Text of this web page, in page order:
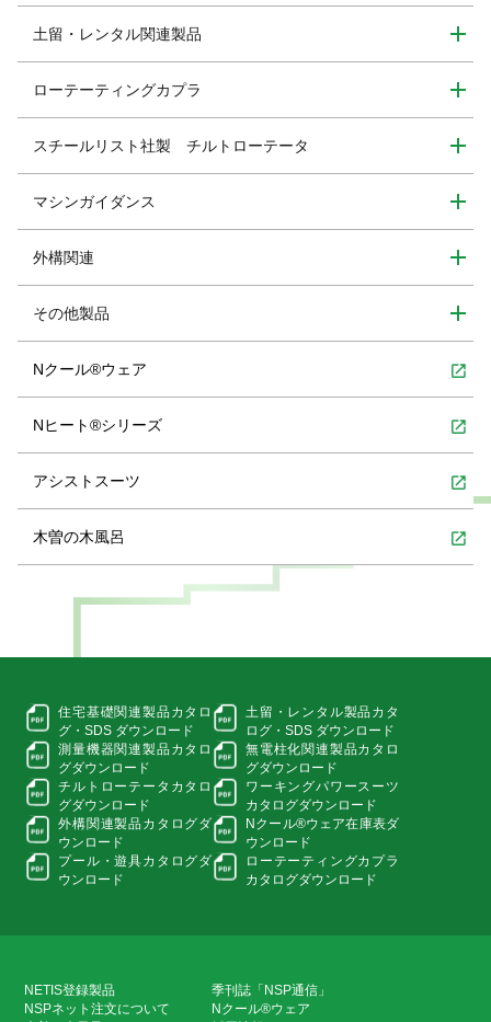
土留・レンタル関連製品
ローテーティングカプラ
スチールリスト社製 チルトローテータ
マシンガイダンス
外構関連
その他製品
Nクール®ウェア open_in_new
Nヒート®シリーズ open_in_new
アシストスーツ open_in_new
木曽の木風呂 open_in_new
住宅基礎関連製品カタロ
グ・SDS ダウンロード
土留・レンタル製品カタ
ログ・ SDS ダウンロード
測量機器関連製品カタロ
グダウンロード
無電柱化関連製品カタロ
グダウンロード
チルトローテータカタロ
グダウンロード
ワーキングパワースーツ
カタログダウンロード
外構関連製品カタログダ
ウンロード
Nクール®ウェア在庫表ダ
ウンロード
プール・遊具カタログダ
ウンロード
ローテーティングカプラ
カタログダウンロード
NETIS登録製品
季刊誌「NSP通信」
NSPネット注文について
Nクール®ウェア